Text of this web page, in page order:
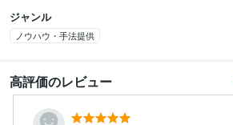
ジャンル
ノウハウ・手法提供
高評価のレビュー